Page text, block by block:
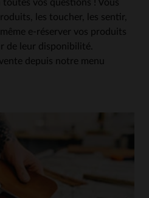
vos questions ! Vous
les toucher, les sentir,
e-réserver vos produits
de leur disponibilité.
depuis notre menu